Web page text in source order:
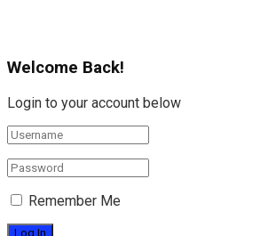
Welcome Back!
Login to your account below
Remember Me